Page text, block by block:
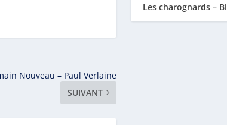
Nouveau – Paul Verlaine
SUIVANT
Les charognards –